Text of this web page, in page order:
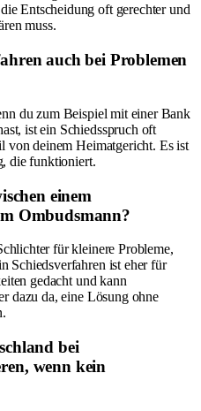
Entscheidung oft gerechter und
muss.
auch bei Problemen
du zum Beispiel mit einer Bank
ist ein Schiedsspruch oft
von deinem Heimatgericht. Es ist
die funktioniert.
einem
Ombudsmann?
für kleinere Probleme,
Schiedsverfahren ist eher für
gedacht und kann
dazu da, eine Lösung ohne
bei
wenn kein